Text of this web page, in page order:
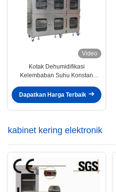
Video
Kotak Dehumidifikasi
Kelembaban Suhu Konstan
Dapatkan Harga Terbaik
kabinet kering elektronik